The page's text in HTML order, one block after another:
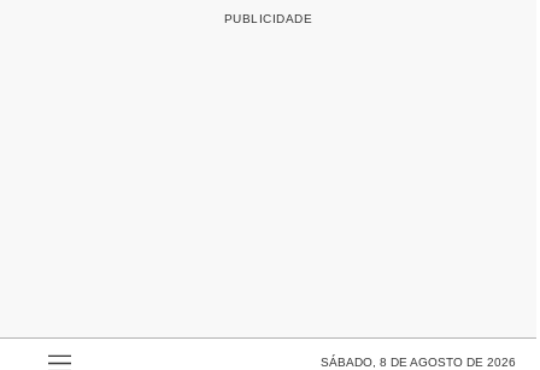
SÁBADO, 8 DE AGOSTO DE 2026